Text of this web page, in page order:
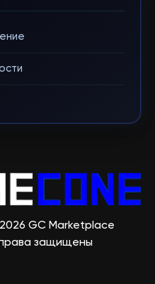
GC Marketplace
защищены